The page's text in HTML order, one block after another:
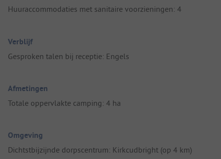
Huuraccommodaties met sanitaire voorzieningen: 4
Verblijf
Gesproken talen bij receptie: Engels
Afmetingen
Totale oppervlakte camping: 4 ha
Omgeving
Dichtstbijzijnde dorpscentrum: Kirkcudbright (op 4 km)